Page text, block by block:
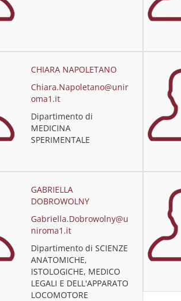
CHIARA NAPOLETANO
Chiara.Napoletano@unir
oma1.it
Dipartimento di
MEDICINA
SPERIMENTALE
GABRIELLA
DOBROWOLNY
Gabriella.Dobrowolny@u
niroma1.it
Dipartimento di SCIENZE
ANATOMICHE,
ISTOLOGICHE, MEDICO
LEGALI E DELL'APPARATO
LOCOMOTORE